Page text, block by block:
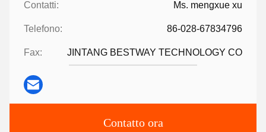
Contatti: Ms. mengxue xu
Telefono: 86-028-67834796
Fax: JINTANG BESTWAY TECHNOLOGY CO
Contatto ora